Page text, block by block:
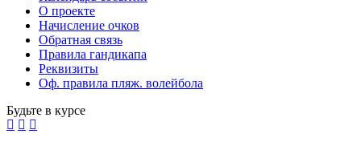
О проекте
Начисление очков
Обратная связь
Правила гандикапа
Реквизиты
Оф. правила пляж. волейбола
Будьте в курсе